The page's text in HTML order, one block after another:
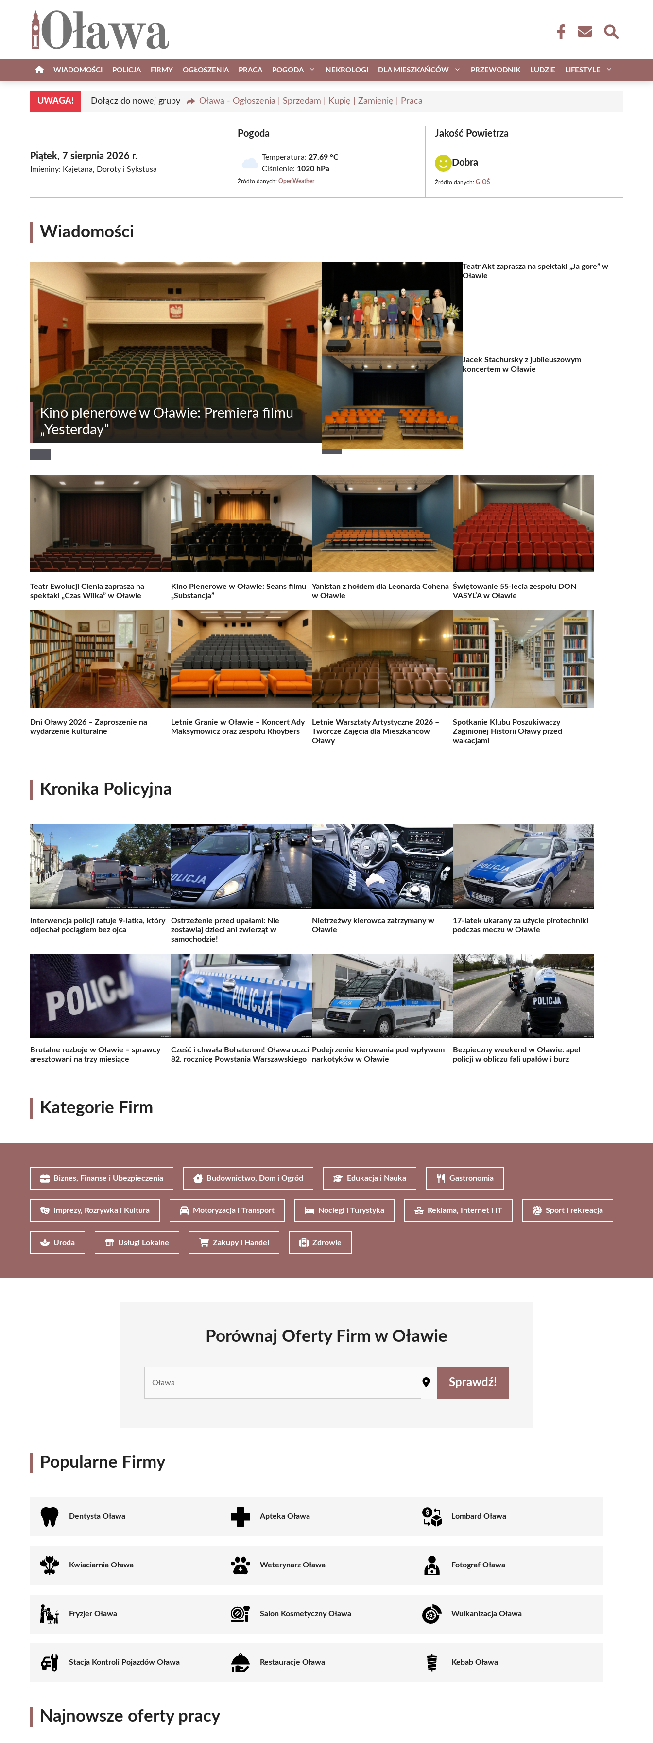
WIADOMOŚCI POLICJA FIRMY OGŁOSZENIA PRACA POGODA NEKROLOGI DLA MIESZKAŃCÓW PRZEWODNIK LUDZIE LIFESTYLE
UWAGA! Dołącz do nowej grupy Oława - Ogłoszenia | Sprzedam | Kupię | Zamienię | Praca
Piątek, 7 sierpnia 2026 r.
Imieniny: Kajetana, Doroty i Sykstusa
Pogoda
Temperatura: 27.69 °C
Ciśnienie: 1020 hPa
Źródło danych: OpenWeather
Jakość Powietrza
Dobra
Źródło danych:GIOŚ
Wiadomości
Kino plenerowe w Oławie: Premiera filmu
„Yesterday”
Teatr Akt zaprasza na spektakl „Ja gore” w
Oławie
Jacek Stachursky z jubileuszowym
koncertem w Oławie
Teatr Ewolucji Cienia zaprasza na
spektakl „Czas Wilka” w Oławie
Kino Plenerowe w Oławie: Seans filmu
„Substancja”
Yanistan z hołdem dla Leonarda Cohena
w Oławie
Świętowanie 55-lecia zespołu DON
VASYL’A w Oławie
Dni Oławy 2026 – Zaproszenie na
wydarzenie kulturalne
Letnie Granie w Oławie – Koncert Ady
Maksymowicz oraz zespołu Rhoybers
Letnie Warsztaty Artystyczne 2026 –
Twórcze Zajęcia dla Mieszkańców
Oławy
Spotkanie Klubu Poszukiwaczy
Zaginionej Historii Oławy przed
wakacjami
Kronika Policyjna
Interwencja policji ratuje 9-latka, który
odjechał pociągiem bez ojca
Ostrzeżenie przed upałami: Nie
zostawiaj dzieci ani zwierząt w
samochodzie!
Nietrzeźwy kierowca zatrzymany w
Oławie
17-latek ukarany za użycie pirotechniki
podczas meczu w Oławie
Brutalne rozboje w Oławie – sprawcy
aresztowani na trzy miesiące
Cześć i chwała Bohaterom! Oława uczci
82. rocznicę Powstania Warszawskiego
Podejrzenie kierowania pod wpływem
narkotyków w Oławie
Bezpieczny weekend w Oławie: apel
policji w obliczu fali upałów i burz
Kategorie Firm
Biznes, Finanse i Ubezpieczenia Budownictwo, Dom i Ogród Edukacja i Nauka Gastronomia
Imprezy, Rozrywka i Kultura Motoryzacja i Transport Noclegi i Turystyka Reklama, Internet i IT Sport i rekreacja
Uroda Usługi Lokalne Zakupy i Handel Zdrowie
Porównaj Oferty Firm w Oławie
Sprawdź!
Popularne Firmy
Dentysta Oława Apteka Oława Lombard Oława
Kwiaciarnia Oława Weterynarz Oława Fotograf Oława
Fryzjer Oława Salon Kosmetyczny Oława Wulkanizacja Oława
Stacja Kontroli Pojazdów Oława Restauracje Oława Kebab Oława
Najnowsze oferty pracy